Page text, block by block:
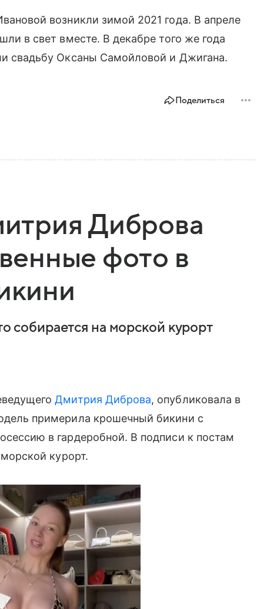
возникли зимой 2021 года. В апреле
в свет вместе. В декабре того же года
свадьбу Оксаны Самойловой и Джигана.
Поделиться
Диброва
фото в
собирается на морской курорт
Дмитрия Диброва, опубликовала в
примерила крошечный бикини с
в гардеробной. В подписи к постам
курорт.